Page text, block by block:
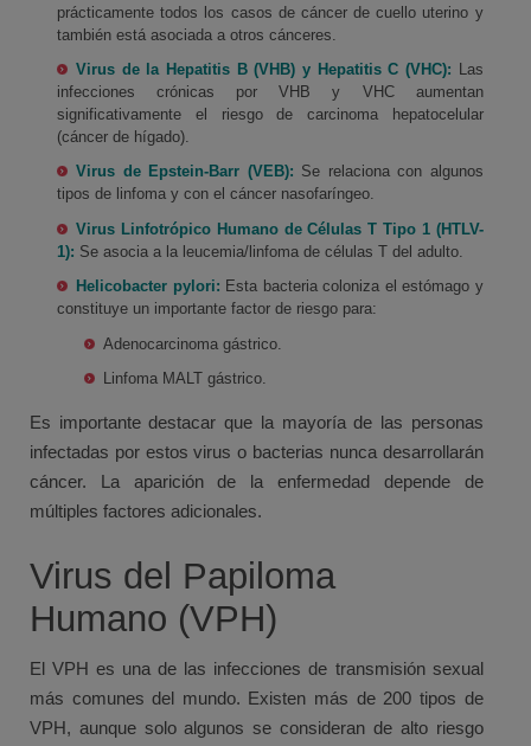
prácticamente todos los casos de cáncer de cuello uterino y
también está asociada a otros cánceres.
Virus de la Hepatitis B (VHB) y Hepatitis C (VHC): Las
infecciones crónicas por VHB y VHC aumentan
significativamente el riesgo de carcinoma hepatocelular
(cáncer de hígado).
Virus de Epstein-Barr (VEB): Se relaciona con algunos
tipos de linfoma y con el cáncer nasofaríngeo.
Virus Linfotrópico Humano de Células T Tipo 1 (HTLV-
1): Se asocia a la leucemia/linfoma de células T del adulto.
Helicobacter pylori: Esta bacteria coloniza el estómago y
constituye un importante factor de riesgo para:
Adenocarcinoma gástrico.
Linfoma MALT gástrico.
Es importante destacar que la mayoría de las personas
infectadas por estos virus o bacterias nunca desarrollarán
cáncer. La aparición de la enfermedad depende de
múltiples factores adicionales.
Virus del Papiloma
Humano (VPH)
El VPH es una de las infecciones de transmisión sexual
más comunes del mundo. Existen más de 200 tipos de
VPH, aunque solo algunos se consideran de alto riesgo